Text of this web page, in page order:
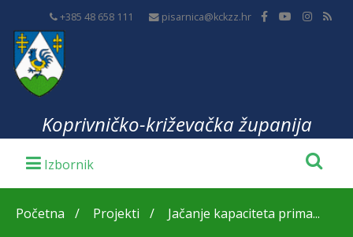
+385 48 658 111 pisarnica@kckzz.hr
Koprivničko-križevačka županija
Početna Projekti Jačanje kapaciteta prima...